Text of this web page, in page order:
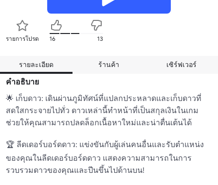
รายการโปรด 16 13
รายละเอียด ร้านค้า เซิร์ฟเวอร์
คำอธิบาย
🌟 เก็บดาว: เดินผ่านภูมิทัศน์ที่แปลกประหลาดและเก็บดาวที่
สดใสกระจายไปทั่ว ดาวเหล่านี้ทําหน้าที่เป็นสกุลเงินในเกม
ช่วยให้คุณสามารถปลดล็อกเนื้อหาใหม่และน่าตื่นเต้นได้
🏆 ลีดเดอร์บอร์ดดาว: แข่งขันกับผู้เล่นคนอื่นและรับตําแหน่ง
ของคุณในลีดเดอร์บอร์ดดาว แสดงความสามารถในการ
รวบรวมดาวของคุณและปีนขึ้นไปด้านบน!